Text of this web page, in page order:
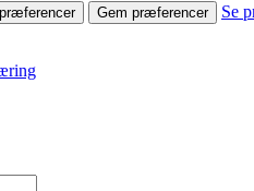
Gem præferencer Se